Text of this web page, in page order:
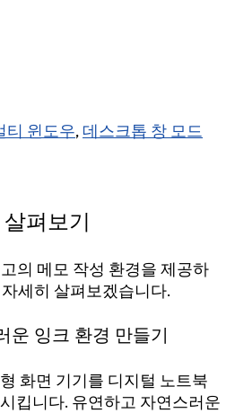
티 윈도우, 데스크톱 창 모드
펴보기
의 메모 작성 환경을 제공하
세히 살펴보겠습니다.
운 잉크 환경 만들기
화면 기기를 디지털 노트북
킵니다. 유연하고 자연스러운